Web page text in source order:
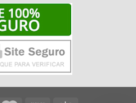
Olá! Em que posso ajudar?
Available
Jailson
Olá! Em que posso ajudar?
Available